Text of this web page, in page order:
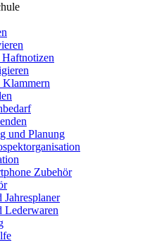
und Planung
Zubehör
Lederwaren